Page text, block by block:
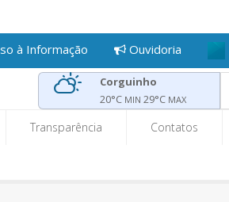
à Informação Ouvidoria
Corguinho
20°C MIN 29°C MAX
Transparência Contatos